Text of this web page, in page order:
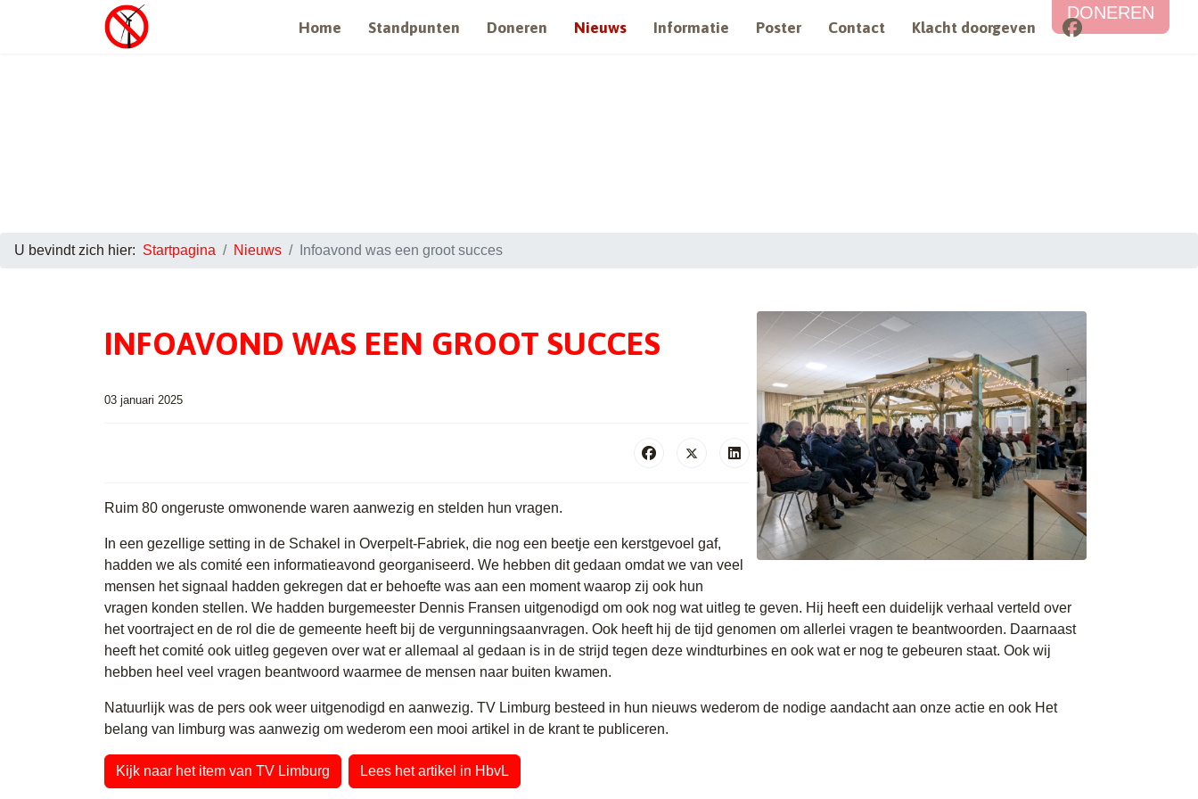
Home Standpunten Doneren Nieuws Informatie Poster Contact Klacht doorgeven
DONEREN
U bevindt zich hier: Startpagina Nieuws Infoavond was een groot succes
INFOAVOND WAS EEN GROOT SUCCES
03 januari 2025
Ruim 80 ongeruste omwonende waren aanwezig en stelden hun vragen.
In een gezellige setting in de Schakel in Overpelt-Fabriek, die nog een beetje een kerstgevoel gaf,
hadden we als comité een informatieavond georganiseerd. We hebben dit gedaan omdat we van veel
mensen het signaal hadden gekregen dat er behoefte was aan een moment waarop zij ook hun
vragen konden stellen. We hadden burgemeester Dennis Fransen uitgenodigd om ook nog wat uitleg te geven. Hij heeft een duidelijk verhaal verteld over
het voortraject en de rol die de gemeente heeft bij de vergunningsaanvragen. Ook heeft hij de tijd genomen om allerlei vragen te beantwoorden. Daarnaast
heeft het comité ook uitleg gegeven over wat er allemaal al gedaan is in de strijd tegen deze windturbines en ook wat er nog te gebeuren staat. Ook wij
hebben heel veel vragen beantwoord waarmee de mensen naar buiten kwamen.
Natuurlijk was de pers ook weer uitgenodigd en aanwezig. TV Limburg besteed in hun nieuws wederom de nodige aandacht aan onze actie en ook Het
belang van limburg was aanwezig om wederom een mooi artikel in de krant te publiceren.
Kijk naar het item van TV Limburg Lees het artikel in HbvL